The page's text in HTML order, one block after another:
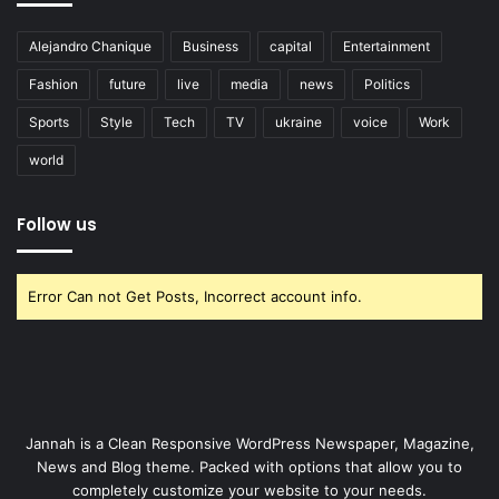
Alejandro Chanique Business capital Entertainment
Fashion future live media news Politics
Sports Style Tech TV ukraine voice Work
world
Follow us
Error Can not Get Posts, Incorrect account info.
Jannah is a Clean Responsive WordPress Newspaper, Magazine,
News and Blog theme. Packed with options that allow you to
completely customize your website to your needs.